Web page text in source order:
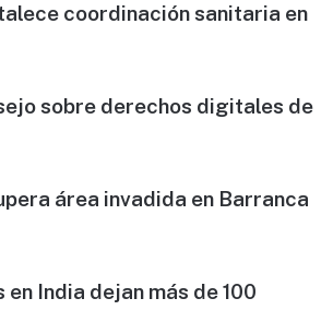
coordinación sanitaria en
sobre derechos digitales de
área invadida en Barranca
en India dejan más de 100